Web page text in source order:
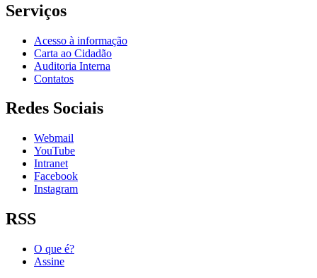
Serviços
Acesso à informação
Carta ao Cidadão
Auditoria Interna
Contatos
Redes Sociais
Webmail
YouTube
Intranet
Facebook
Instagram
RSS
O que é?
Assine